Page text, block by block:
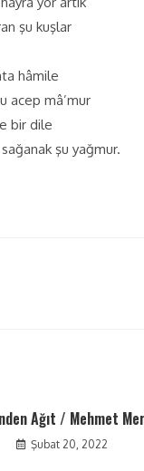
şu kuşlar
hâmile
acep mâ’mur
bir dile
şu yağmur.
Ağıt / Mehmet
Şubat 20, 2022